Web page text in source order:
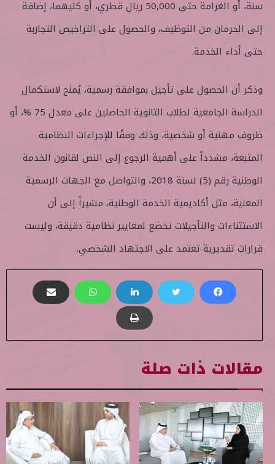
سنة، أو الغرامة حتى 50,000 ريال قطري، أو كليهما، إضافة
إلى الحرمان من التوظيف، والحصول على التراخيص التجاربة
حتى أداء الخدمة.
وذكر أن الحصول على تأجيل بموافقة رسمية، يُمنح لاستكمال
الدراسة الجامعية لطلاب الثانوية الحاصلين على معدل 75 %، أو
ظروف مهنية أو شخصية، وذلك وفقًا للإجراءات النظامية
المتبعة، مشدداً على أهمية الرجوع إلى النص لقانون الخدمة
الوطنية رقم (5) لسنة 2018، والتواصل مع الجهات الرسمية
المعنية، مثل أكاديمية الخدمة الوطنية، مشيراً إلى أن
الاستثناءات والتأجيلات تخضع لمعايير نظامية دقيقة، وليست
قرارات تقديرية تعتمد على الاجتهاد الشخصي.
مقالات ذات صلة